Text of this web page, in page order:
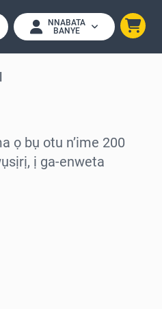
NNABATA
BANYE
ọ bụ otu n’ime 200
ị ga-enweta